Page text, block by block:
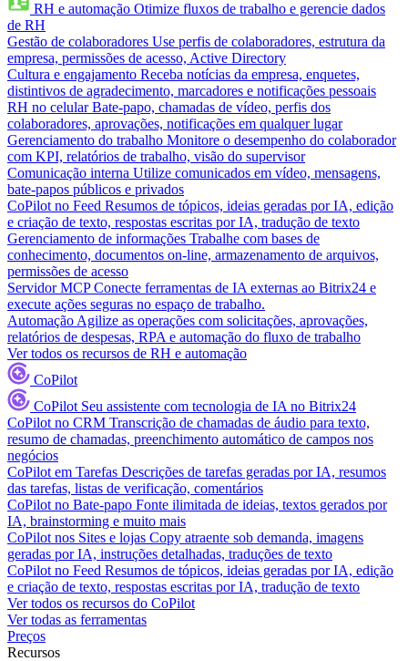
RH e automação Otimize fluxos de trabalho e gerencie dados
de RH
Gestão de colaboradores Use perfis de colaboradores, estrutura da
empresa, permissões de acesso, Active Directory
Cultura e engajamento Receba notícias da empresa, enquetes,
distintivos de agradecimento, marcadores e notificações pessoais
RH no celular Bate-papo, chamadas de vídeo, perfis dos
colaboradores, aprovações, notificações em qualquer lugar
Gerenciamento do trabalho Monitore o desempenho do colaborador
com KPI, relatórios de trabalho, visão do supervisor
Comunicação interna Utilize comunicados em vídeo, mensagens,
bate-papos públicos e privados
CoPilot no Feed Resumos de tópicos, ideias geradas por IA, edição
e criação de texto, respostas escritas por IA, tradução de texto
Gerenciamento de informações Trabalhe com bases de
conhecimento, documentos on-line, armazenamento de arquivos,
permissões de acesso
Servidor MCP Conecte ferramentas de IA externas ao Bitrix24 e
execute ações seguras no espaço de trabalho.
Automação Agilize as operações com solicitações, aprovações,
relatórios de despesas, RPA e automação do fluxo de trabalho
Ver todos os recursos de RH e automação
CoPilot
CoPilot Seu assistente com tecnologia de IA no Bitrix24
CoPilot no CRM Transcrição de chamadas de áudio para texto,
resumo de chamadas, preenchimento automático de campos nos
negócios
CoPilot em Tarefas Descrições de tarefas geradas por IA, resumos
das tarefas, listas de verificação, comentários
CoPilot no Bate-papo Fonte ilimitada de ideias, textos gerados por
IA, brainstorming e muito mais
CoPilot nos Sites e lojas Copy atraente sob demanda, imagens
geradas por IA, instruções detalhadas, traduções de texto
CoPilot no Feed Resumos de tópicos, ideias geradas por IA, edição
e criação de texto, respostas escritas por IA, tradução de texto
Ver todos os recursos do CoPilot
Ver todas as ferramentas
Preços
Recursos